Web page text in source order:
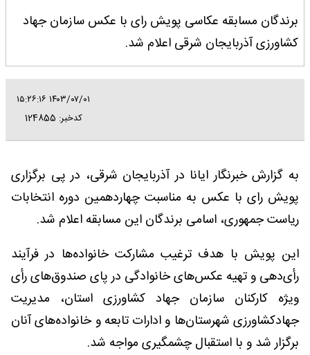
برندگان مسابقه عکاسی پویش رای با عکس سازمان جهاد
کشاورزی آذربایجان شرقی اعلام شد.
۱۴۰۳/۰۷/۰۱ ۱۵:۲۶:۱۶
کدخبر: 124855
به گزارش خبرنگار ایانا در آذربایجان شرقی، در پی برگزاری
پویش رای با عکس به مناسبت چهاردهمین دوره انتخابات
ریاست جمهوری، اسامی برندگان این مسابقه اعلام شد.
این پویش با هدف ترغیب مشارکت خانواده‌ها در فرآیند
رأی‌دهی و تهیه عکس‌های خانوادگی در پای صندوق‌های رأی
ویژه کارکنان سازمان جهاد کشاورزی استان، مدیریت
جهادکشاورزی شهرستان‌ها و ادارات تابعه و خانواده‌های آنان
برگزار شد و با استقبال چشمگیری مواجه شد.